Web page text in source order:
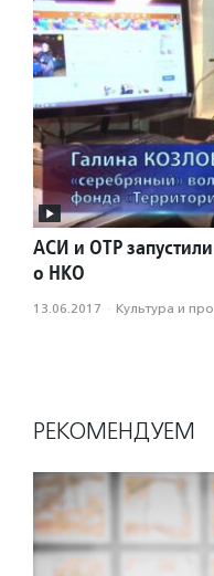
АСИ и ОТР
о НКО
13.06.2017 · Культура и
РЕКОМЕНДУЕМ